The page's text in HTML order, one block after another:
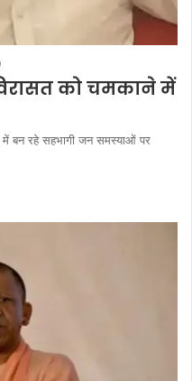
को चमकाने में
बन रहे सहभागी जन समस्याओं पर